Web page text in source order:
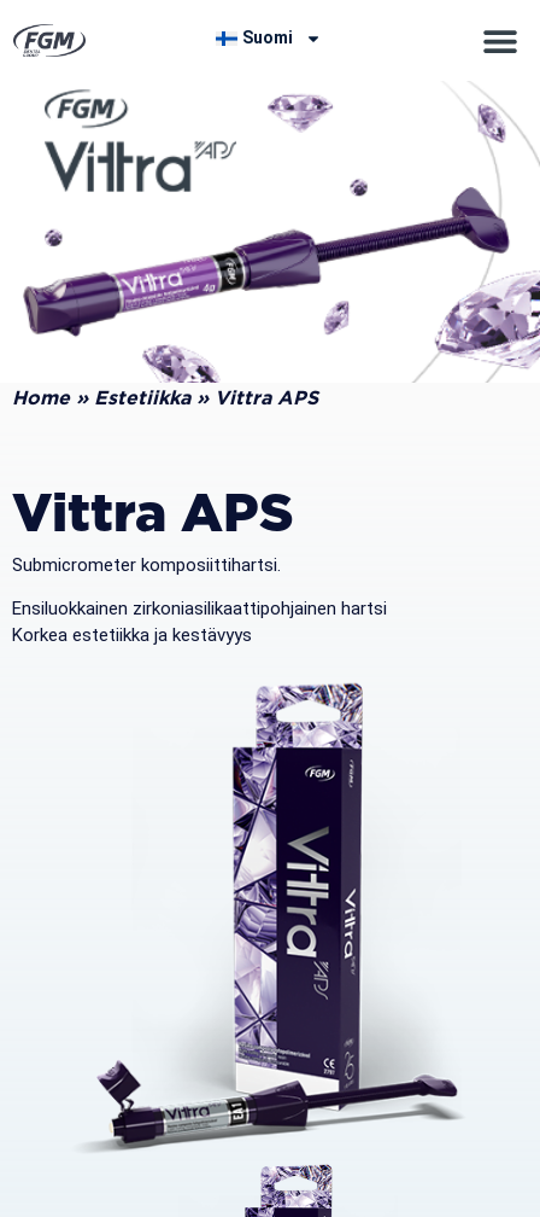
Suomi
Home» Estetiikka» Vittra APS
Vittra APS
Submicrometer komposiittihartsi.
Ensiluokkainen zirkoniasilikaattipohjainen hartsi
Korkea estetiikka ja kestävyys